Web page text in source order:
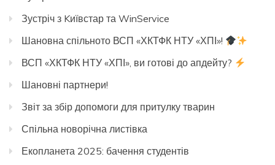
Зустріч з Kиївстар та WinService
Шановна спільното ВСП «ХКТФК НТУ «ХПІ»!
ВСП «ХКТФК НТУ «ХПІ», ви готові до апдейту?
Шановні партнери!
Звіт за збір допомоги для притулку тварин
Спільна новорічна листівка
Екопланета 2025: бачення студентів